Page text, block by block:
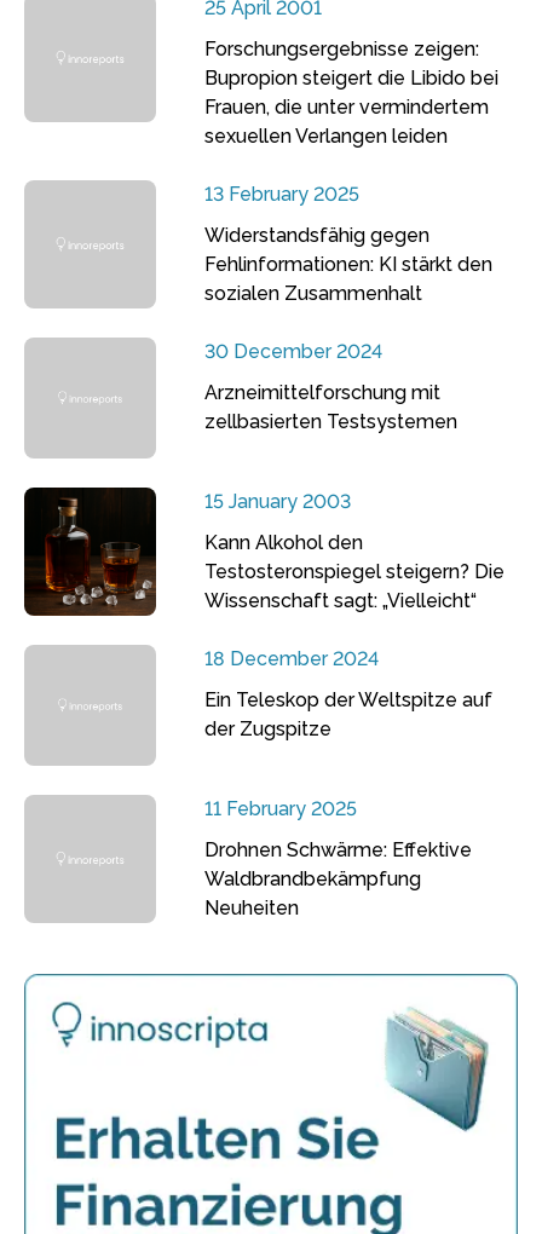
25 April 2001
Forschungsergebnisse zeigen:
Bupropion steigert die Libido bei
Frauen, die unter vermindertem
sexuellen Verlangen leiden
13 February 2025
Widerstandsfähig gegen
Fehlinformationen: KI stärkt den
sozialen Zusammenhalt
30 December 2024
Arzneimittelforschung mit
zellbasierten Testsystemen
15 January 2003
Kann Alkohol den
Testosteronspiegel steigern? Die
Wissenschaft sagt: „Vielleicht“
18 December 2024
Ein Teleskop der Weltspitze auf
der Zugspitze
11 February 2025
Drohnen Schwärme: Effektive
Waldbrandbekämpfung
Neuheiten